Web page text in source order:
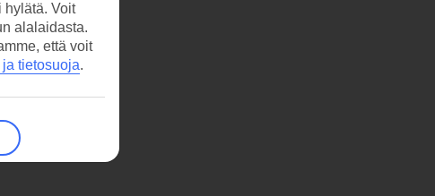
hylätä. Voit
alalaidasta.
että voit
tietosuoja.